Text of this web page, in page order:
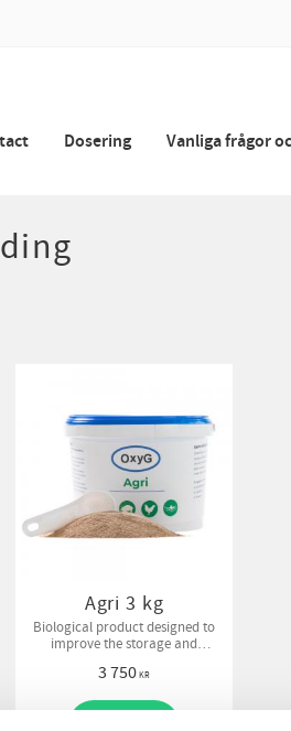
Dosering Vanliga frågor
Agri 3 kg
Biological product designed to
improve the storage and
3 750KR